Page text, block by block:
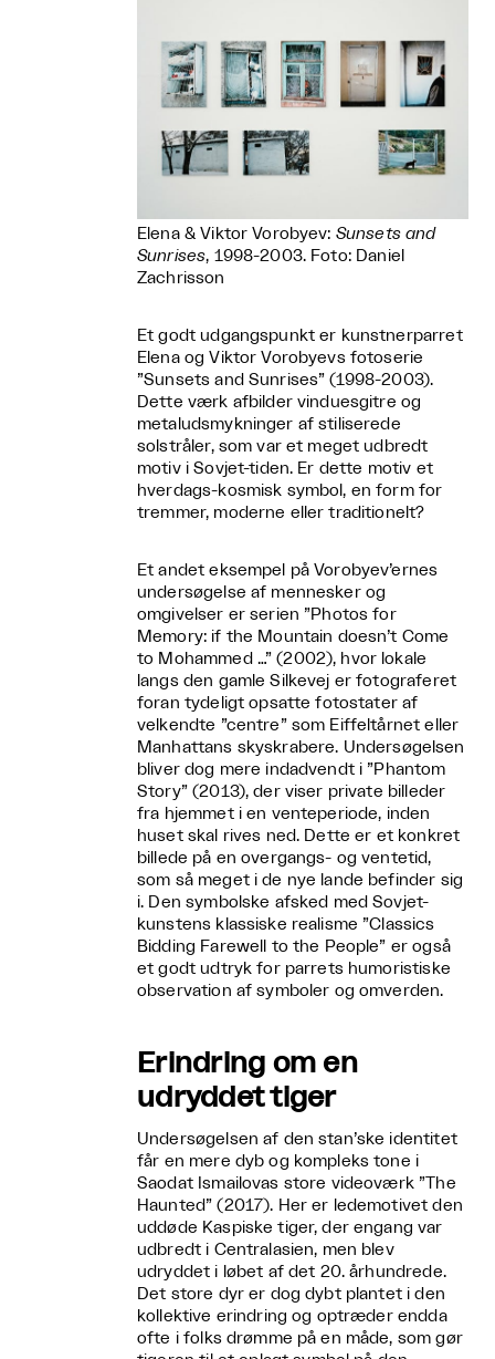
Elena & Viktor Vorobyev: Sunsets and
Sunrises, 1998-2003. Foto: Daniel
Zachrisson
Et godt udgangspunkt er kunstnerparret
Elena og Viktor Vorobyevs fotoserie
”Sunsets and Sunrises” (1998-2003).
Dette værk afbilder vinduesgitre og
metaludsmykninger af stiliserede
solstråler, som var et meget udbredt
motiv i Sovjet-tiden. Er dette motiv et
hverdags-kosmisk symbol, en form for
tremmer, moderne eller traditionelt?
Et andet eksempel på Vorobyev’ernes
undersøgelse af mennesker og
omgivelser er serien ”Photos for
Memory: if the Mountain doesn’t Come
to Mohammed …” (2002), hvor lokale
langs den gamle Silkevej er fotograferet
foran tydeligt opsatte fotostater af
velkendte ”centre” som Eiffeltårnet eller
Manhattans skyskrabere. Undersøgelsen
bliver dog mere indadvendt i ”Phantom
Story” (2013), der viser private billeder
fra hjemmet i en venteperiode, inden
huset skal rives ned. Dette er et konkret
billede på en overgangs- og ventetid,
som så meget i de nye lande befinder sig
i. Den symbolske afsked med Sovjet-
kunstens klassiske realisme ”Classics
Bidding Farewell to the People” er også
et godt udtryk for parrets humoristiske
observation af symboler og omverden.
Erindring om en
udryddet tiger
Undersøgelsen af den stan’ske identitet
får en mere dyb og kompleks tone i
Saodat Ismailovas store videoværk ”The
Haunted” (2017). Her er ledemotivet den
uddøde Kaspiske tiger, der engang var
udbredt i Centralasien, men blev
udryddet i løbet af det 20. århundrede.
Det store dyr er dog dybt plantet i den
kollektive erindring og optræder endda
ofte i folks drømme på en måde, som gør